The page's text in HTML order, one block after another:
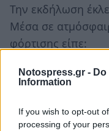
Notospress.gr -
Information
If you wish to opt-out
processing of your
Την εκδήλωση
Μέσα σε
φόρτισης είπε:
«Ο λόγος για
αυτό το βιβλίο
την βιωματική
πόλη που με